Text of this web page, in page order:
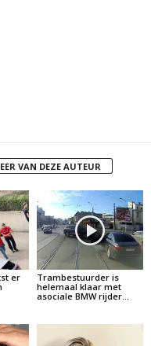
VAN DEZE AUTEUR
er
Trambestuurder is
helemaal klaar met
asociale BMW rijder…